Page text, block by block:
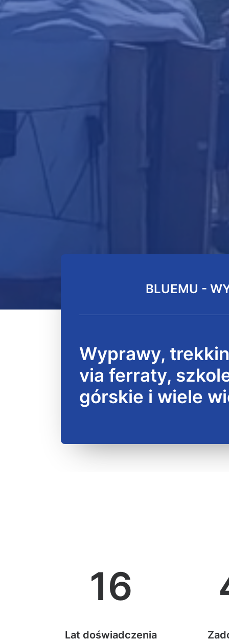
BLUEMU -
Wyprawy,
via ferraty,
górskie i wiele
16
Lat doświadczenia